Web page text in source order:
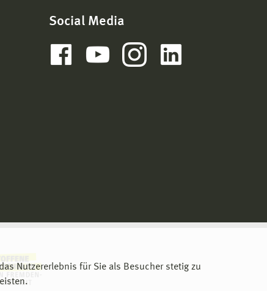
Nutzererlebnis für Sie als Besucher stetig zu
Social Media